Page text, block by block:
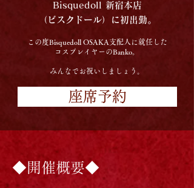
Bisquedoll 新宿本店
（ビスクドール）に初出勤。
この度Bisquedoll OSAKA支配人に就任した
コスプレイヤーのBanko。
みんなでお祝いしましょう
座席予約
◆開催概要◆